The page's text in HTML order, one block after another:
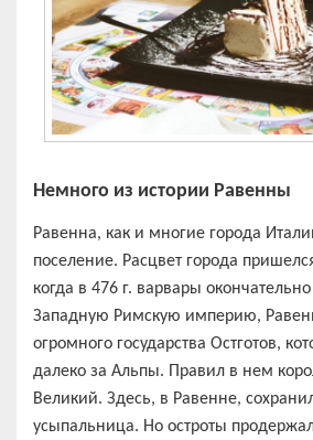
Немного из истории Равенны
Равенна, как и многие города
поселение. Расцвет города
когда в 476 г. варвары
Западную Римскую империю,
огромного государства Остготов,
далеко за Альпы. Правил в нем
Великий. Здесь, в Равенне,
усыпальница. Но остроты